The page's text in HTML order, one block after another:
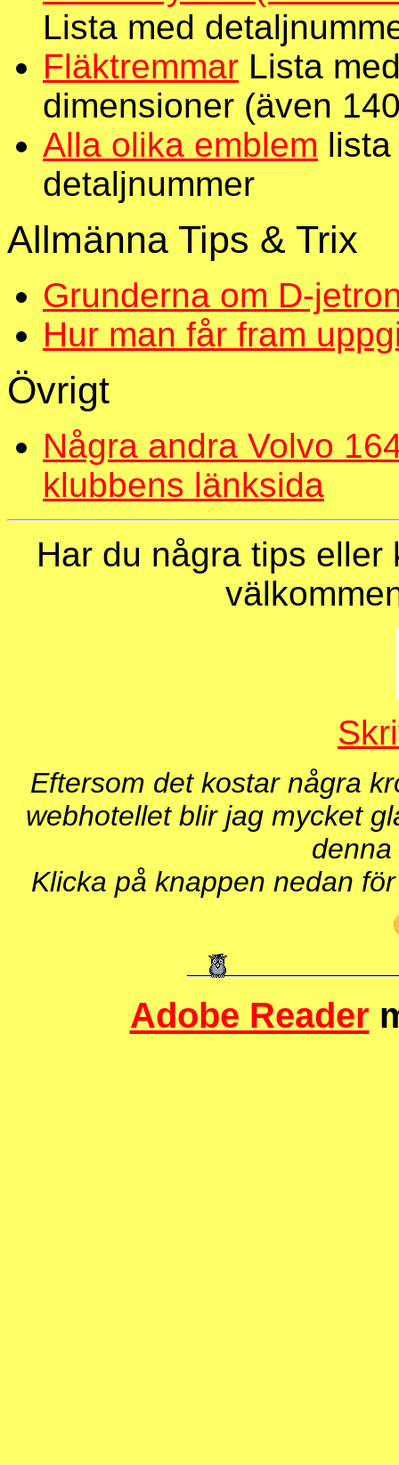
Lista med
Fläktremmar Lista
dimensioner (även
Alla olika emblem
detaljnummer
Allmänna Tips & Trix
Grunderna om D-
Hur man får fram
Övrigt
Några andra Volvo
klubbens länksida
Har du några tips
Eftersom det kostar några
webhotellet blir jag mycket
denna
Klicka på knappen nedan
Adobe Reader